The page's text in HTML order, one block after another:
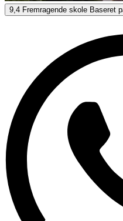
Lyon Bleu - KLF
9,4 Fremragende Baseret på 182
9,4 Fremragende skole Baseret